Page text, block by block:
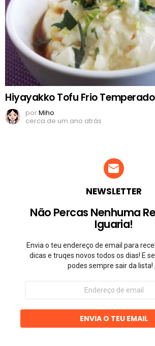
Hiyayakko Tofu Frio
porMiho
cerca de um ano atrás
NEWSLETTER
Não Percas Nenhuma
Iguaria!
Envia o teu endereço de email para
dicas e truqes novos todos os dias! E
podes sempre sair da lista!
Endereço
email
ENVIA O TEU EMAIL